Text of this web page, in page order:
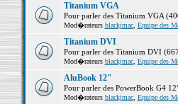
Titanium VGA
Pour parler des Titanium VGA
Mod�rateurs blackjmac, Equipe des
Titanium DVI
Pour parler des Titanium DVI
Mod�rateurs blackjmac, Equipe des
AluBook 12"
Pour parler des PowerBook G4
Mod�rateurs blackjmac, Equipe des